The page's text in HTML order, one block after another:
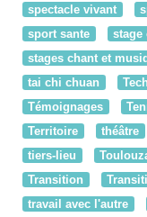
spectacle vivant
sport sante
stage
stages chant et
tai chi chuan
Tech
Témoignages
Territoire
théâtre
tiers-lieu
Transition
travail avec l'autre